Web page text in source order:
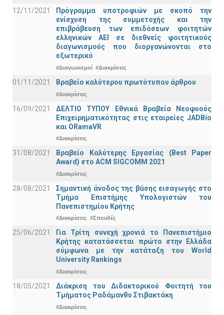
12/11/2021
Πρόγραμμα υποτροφιών με σκοπό την
ενίσχυση της συμμετοχής και την
επιβράβευση των επιδόσεων φοιτητών
ελληνικών ΑΕΙ σε διεθνείς φοιτητικούς
διαγωνισμούς που διοργανώνονται στο
εξωτερικό
#Διαγωνισμοί #Διακρίσεις
01/11/2021 Bραβείο καλύτερου πρωτότυπου άρθρου
#Διακρίσεις
16/09/2021
ΔΕΛΤΙΟ ΤΥΠΟΥ Εθνικά Βραβεία Νεοφυούς
Επιχειρηματικότητας στις εταιρείες JADBio
και ORamaVR
#Διακρίσεις
31/08/2021
Βραβείο Καλύτερης Εργασίας (Best Paper
Award) στο ACM SIGCOMM 2021
#Διακρίσεις
28/08/2021
Σημαντική άνοδος της βάσης εισαγωγής στο
Τμήμα Επιστήμης Υπολογιστών του
Πανεπιστημίου Κρήτης
#Διακρίσεις #Σπουδές
25/06/2021
Για Τρίτη συνεχή χρονιά το Πανεπιστήμιο
Κρήτης κατατάσσεται πρώτο στην Ελλάδα
σύμφωνα με την κατάταξη του World
University Rankings
#Διακρίσεις
18/05/2021
Διάκριση του Διδακτορικού Φοιτητή του
Τμήματος Ραδάμανθυ Στιβακτάκη
#Διακρίσεις